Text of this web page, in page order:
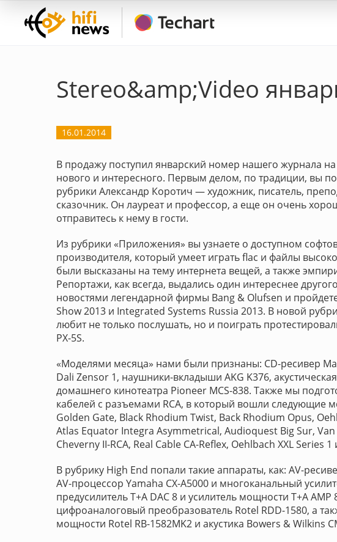
Stereo&amp;Video
16.01.2014
В продажу поступил январский номер нашего журнала на
нового и интересного. Первым делом, по традиции, вы
рубрики Александр Коротич — художник, писатель,
сказочник. Он лауреат и профессор, а еще он очень
отправитесь к нему в гости.
Из рубрики «Приложения» вы узнаете о доступном
производителя, который умеет играть flac и файлы
были высказаны на тему интернета вещей, а также
Репортажи, как всегда, выдались один интереснее
новостями легендарной фирмы Bang & Olufsen и
Show 2013 и Integrated Systems Russia 2013. В новой
любит не только послушать, но и поиграть
PX-5S.
«Моделями месяца» нами были признаны: CD-ресивер
Dali Zensor 1, наушники-вкладыши AKG K376,
домашнего кинотеатра Pioneer MCS-838. Также мы
кабелей с разъемами RCA, в который вошли следующие
Golden Gate, Black Rhodium Twist, Back Rhodium Opus,
Atlas Equator Integra Asymmetrical, Audioquest Big Sur,
Cheverny II-RCA, Real Cable CA-Reflex, Oehlbach XXL Series
В рубрику High End попали такие аппараты, как: AV-
AV-процессор Yamaha CX-A5000 и многоканальный
предусилитель T+A DAC 8 и усилитель мощности T+A
цифроаналоговый преобразователь Rotel RDD-1580, а
мощности Rotel RB-1582MK2 и акустика Bowers & Wilkins